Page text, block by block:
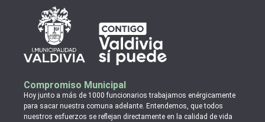
Compromiso Municipal
Hoy junto a más de 1000 funcionarios trabajamos enérgicamente
para sacar nuestra comuna adelante. Entendemos, que todos
nuestros esfuerzos se reflejan directamente en la calidad de vida